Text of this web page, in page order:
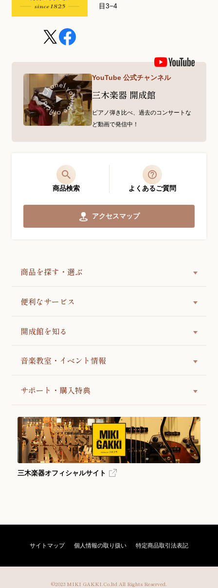
目3−4
YouTube 公式チャンネル
三木楽器 開成館
ピアノ弾き比べ、過去のコンサートな
ど動画で発信中！
商品検索 よくあるご質問
アクセスマップ
商品を探す・選ぶ
便利なサービス
開成館を知る
音楽教室・イベント情報
サポート・購入特典
三木楽器オフィシャルサイト
サイトマップ 個人情報の取り扱い 特定商品取引法表記
©2023 MIKI GAKKI.Co.ltd All Rights Reserved.